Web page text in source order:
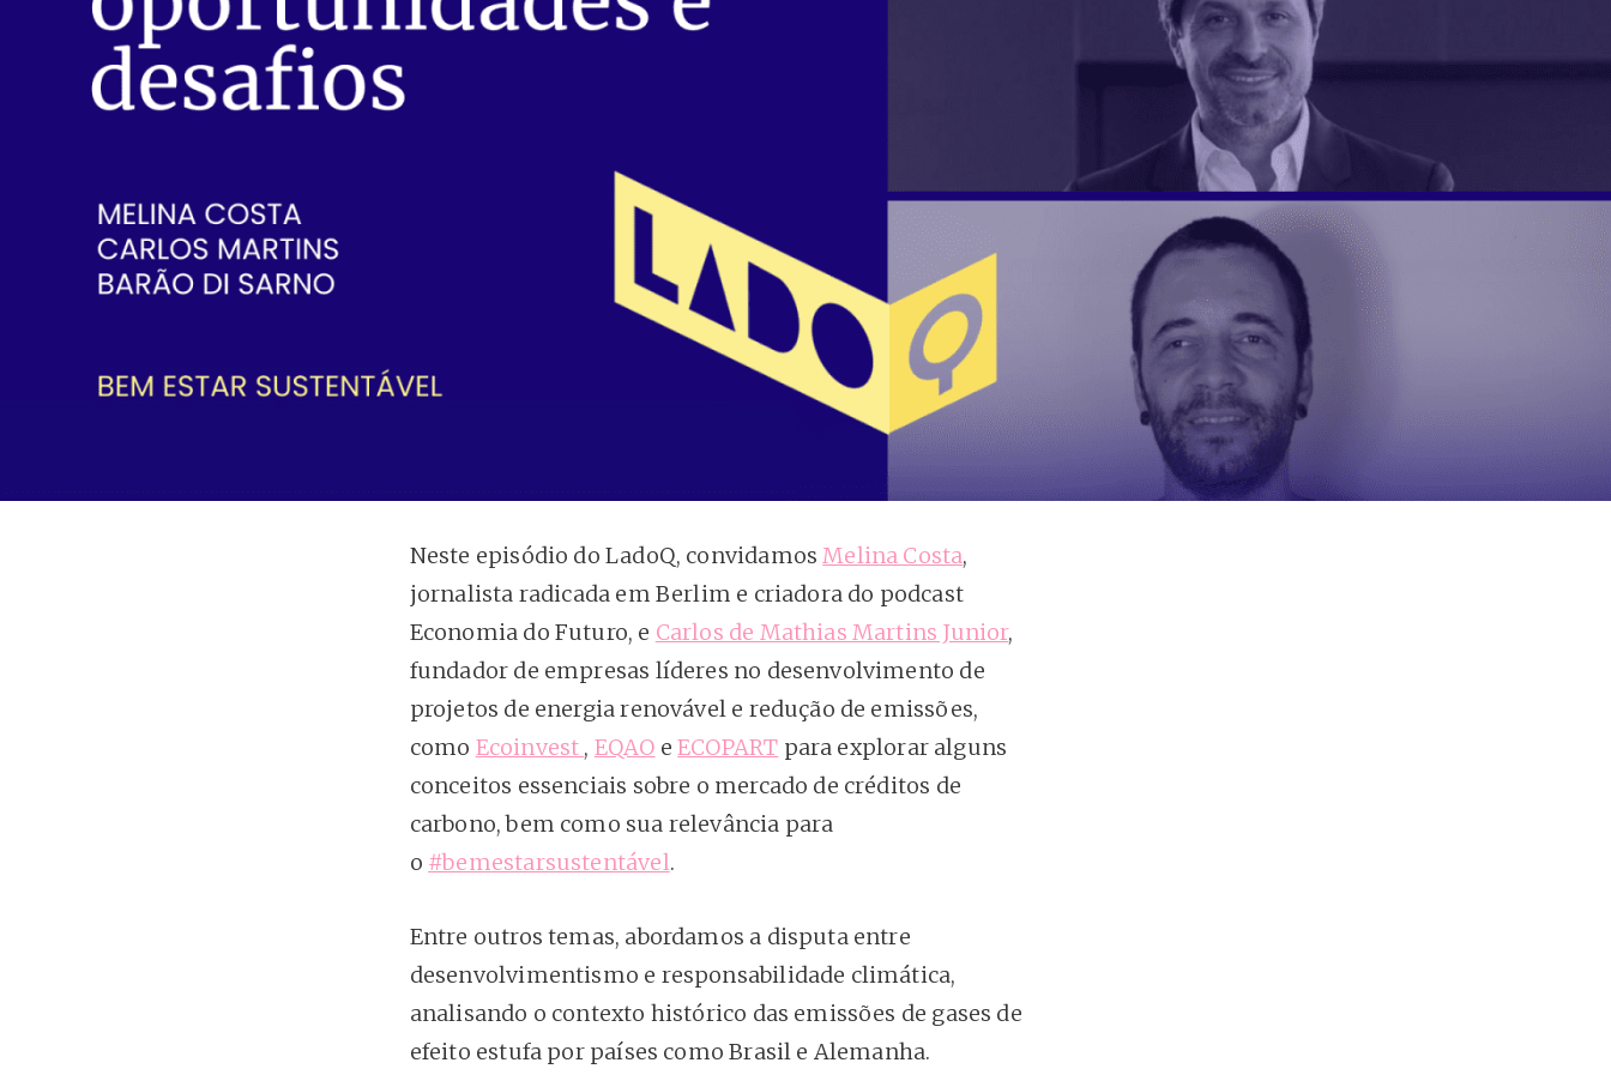
Neste episódio do LadoQ, convidamosMelina Costa,
jornalista radicada em Berlim e criadora do podcast
Economia do Futuro, e Carlos de Mathias Martins Junior,
fundador de empresas líderes no desenvolvimento de
projetos de energia renovável e redução de emissões,
como Ecoinvest , EQAO eECOPART para explorar alguns
conceitos essenciais sobre o mercado de créditos de
carbono, bem como sua relevância para
o #bemestarsustentável.
Entre outros temas, abordamos a disputa entre
desenvolvimentismo e responsabilidade climática,
analisando o contexto histórico das emissões de gases de
efeito estufa por países como Brasil e Alemanha.